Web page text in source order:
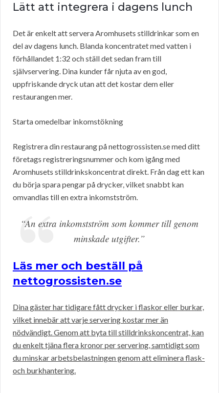
Lätt att integrera i dagens lunch
Det är enkelt att servera Aromhusets stilldrinkar som en
del av dagens lunch. Blanda koncentratet med vatten i
förhållandet 1:32 och ställ det sedan fram till
självservering. Dina kunder får njuta av en god,
uppfriskande dryck utan att det kostar dem eller
restaurangen mer.
Starta omedelbar inkomstökning
Registrera din restaurang på nettogrossisten.se med ditt
företags registreringsnummer och kom igång med
Aromhusets stilldrinkskoncentrat direkt. Från dag ett kan
du börja spara pengar på drycker, vilket snabbt kan
omvandlas till en extra inkomstström.
“An extra inkomstström som kommer till genom
minskade utgifter.”
Läs mer och beställ på
nettogrossisten.se
Dina gäster har tidigare fått drycker i flaskor eller burkar,
vilket innebär att varje servering kostar mer än
nödvändigt. Genom att byta till stilldrinkskoncentrat, kan
du enkelt tjäna flera kronor per servering, samtidigt som
du minskar arbetsbelastningen genom att eliminera flask-
och burkhantering.